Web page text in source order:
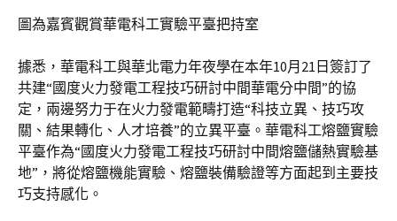
圖為嘉賓觀賞華電科工實驗平臺把持室
據悉，華電科工與華北電力年夜學在本年10月21日簽訂了
共建“國度火力發電工程技巧研討中間華電分中間”的協
定，兩邊努力于在火力發電範疇打造“科技立異、技巧攻
關、結果轉化、人才培養”的立異平臺。華電科工熔鹽實驗
平臺作為“國度火力發電工程技巧研討中間熔鹽儲熱實驗基
地”，將從熔鹽機能實驗、熔鹽裝備驗證等方面起到主要技
巧支持感化。